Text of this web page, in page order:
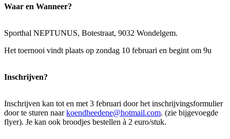
Waar en Wanneer?
Sporthal NEPTUNUS, Botestraat, 9032 Wondelgem.
Het toernooi vindt plaats op zondag 10 februari en begint om 9u
Inschrijven?
Inschrijven kan tot en met 3 februari door het inschrijvingsformulier
door te sturen naarkoendheedene@hotmail.com. (zie bijgevoegde
flyer). Je kan ook broodjes bestellen à 2 euro/stuk.